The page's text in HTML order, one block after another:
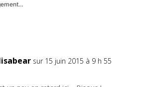
sur 15 juin 2015 à 9 h 55